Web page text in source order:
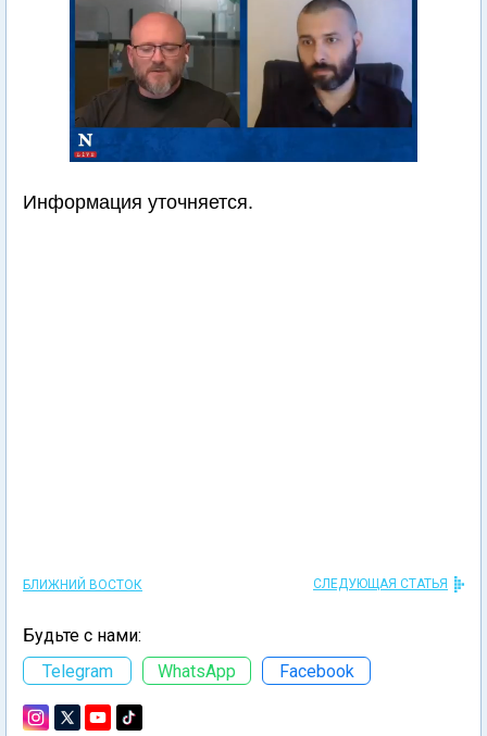
Информация уточняется.
БЛИЖНИЙ ВОСТОК СЛЕДУЮЩАЯ СТАТЬЯ
Будьте с нами:
Telegram
WhatsApp Facebook